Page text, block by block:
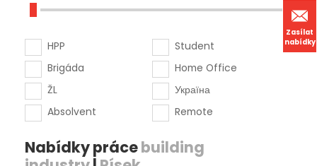
Zasílat
nabídky
HPP
Brigáda
ŽL
Absolvent
Student
Home Office
Україна
Remote
Nabídky prácebuilding